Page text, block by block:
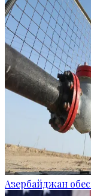
Азербайджан